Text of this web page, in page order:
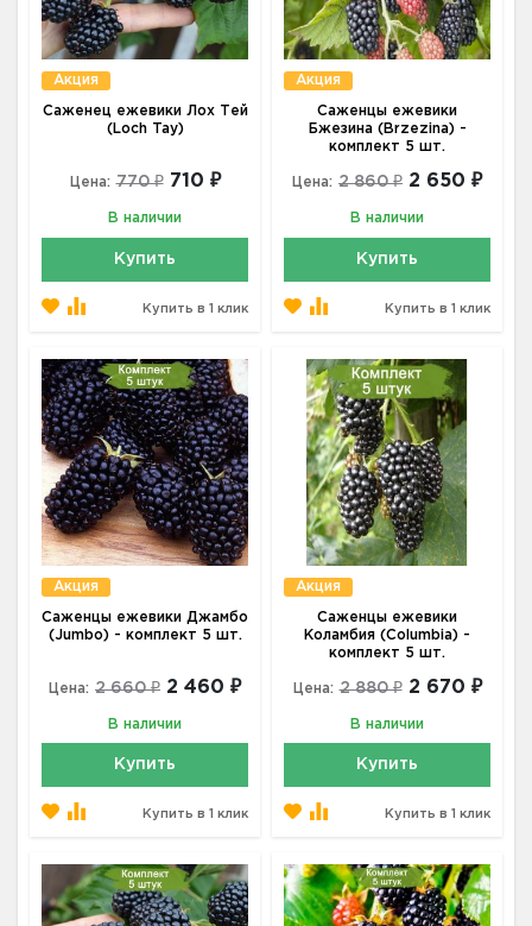
Акция
Саженец ежевики Лох Тей
(Loch Tay)
Цена: 770 ₽ 710 ₽
В наличии
Купить
Купить в 1 клик
Акция
Саженцы ежевики
Бжезина (Brzezina) -
комплект 5 шт.
Цена: 2 860 ₽ 2 650 ₽
В наличии
Купить
Купить в 1 клик
Акция
Саженцы ежевики Джамбо
(Jumbo) - комплект 5 шт.
Цена: 2 660 ₽ 2 460 ₽
В наличии
Купить
Купить в 1 клик
Акция
Саженцы ежевики
Коламбия (Columbia) -
комплект 5 шт.
Цена: 2 880 ₽ 2 670 ₽
В наличии
Купить
Купить в 1 клик